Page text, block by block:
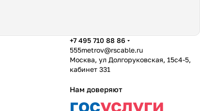
+7 495 710 88 86
555metrov@rscable.ru
Москва, ул Долгоруковская, 15с4-5,
кабинет 331
Нам доверяют
госуслуги